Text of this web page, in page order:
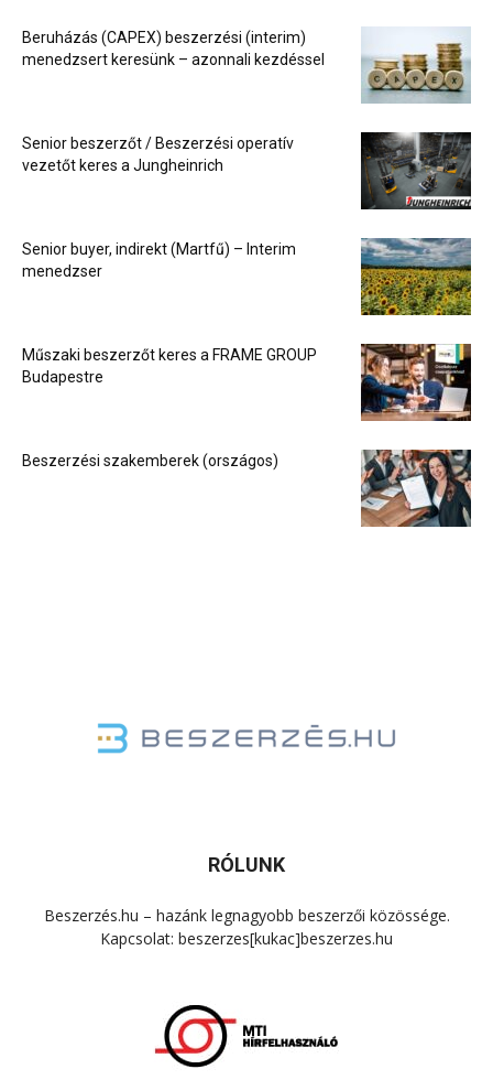
Beruházás (CAPEX) beszerzési (interim)
menedzsert keresünk – azonnali kezdéssel
Senior beszerzőt / Beszerzési operatív
vezetőt keres a Jungheinrich
Senior buyer, indirekt (Martfű) – Interim
menedzser
Műszaki beszerzőt keres a FRAME GROUP
Budapestre
Beszerzési szakemberek (országos)
RÓLUNK
Beszerzés.hu – hazánk legnagyobb beszerzői közössége.
Kapcsolat: beszerzes[kukac]beszerzes.hu